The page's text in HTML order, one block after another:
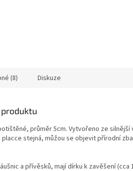
(8) Diskuze
průměr 5cm. Vytvořeno ze
stejná, můžou se objevit přírodní
a přívěsků, mají dírku k zavěšení (cca